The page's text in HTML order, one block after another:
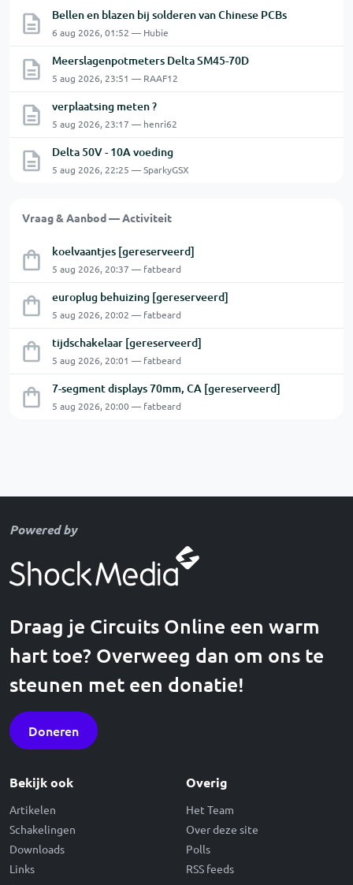
Bellen en blazen bij solderen van Chinese PCBs
6 aug 2026, 01:52 — Hubie
Meerslagenpotmeters Delta SM45-70D
5 aug 2026, 23:51 — RAAF12
verplaatsing meten ?
5 aug 2026, 23:17 — henri62
Delta 50V - 10A voeding
5 aug 2026, 22:25 — SparkyGSX
Vraag & Aanbod — Activiteit
koelvaantjes [gereserveerd]
5 aug 2026, 20:37 — fatbeard
europlug behuizing [gereserveerd]
5 aug 2026, 20:02 — fatbeard
tijdschakelaar [gereserveerd]
5 aug 2026, 20:01 — fatbeard
7-segment displays 70mm, CA [gereserveerd]
5 aug 2026, 20:00 — fatbeard
Powered by
Draag je Circuits Online een warm
hart toe? Overweeg dan om ons te
steunen met een donatie!
Doneren
Bekijk ook
Artikelen
Schakelingen
Downloads
Links
Overig
Het Team
Over deze site
Polls
RSS feeds